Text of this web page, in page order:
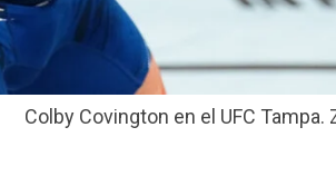
Colby Covington en el UFC Tampa.